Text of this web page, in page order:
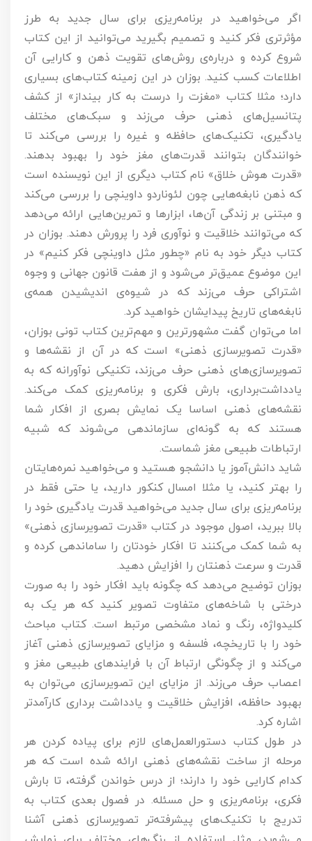
اگر می‌خواهید در برنامه‌ریزی برای سال جدید به طرز
مؤثرتری فکر کنید و تصمیم بگیرید می‌توانید از این کتاب
شروع کرده و درباره‌ی روش‌های تقویت ذهن و کارایی آن
اطلاعات کسب کنید. بوزان در این زمینه کتاب‌های بسیاری
دارد؛ مثلا کتاب «مغزت را درست به کار بینداز» از کشف
پتانسیل‌های ذهنی حرف می‌زند و سبک‌های مختلف
یادگیری، تکنیک‌های حافظه و غیره را بررسی می‌کند تا
خوانندگان بتوانند قدرت‌های مغز خود را بهبود بدهند.
«قدرت هوش خلاق» نام کتاب دیگری از این نویسنده است
که ذهن نابغه‌هایی چون لئوناردو داوینچی را بررسی می‌کند
و مبتنی بر زندگی آن‌ها، ابزارها و تمرین‌هایی ارائه می‌دهد
که می‌توانند خلاقیت و نوآوری فرد را پرورش دهند. بوزان در
کتاب دیگر خود به نام «چطور مثل داوینچی فکر کنیم» در
این موضوع عمیق‌تر می‌شود و از هفت قانون جهانی و وجوه
اشتراکی حرف می‌زند که در شیوه‌ی اندیشیدن همه‌ی
نابغه‌های تاریخ پیدایشان خواهید کرد.
اما می‌توان گفت مشهورترین و مهم‌ترین کتاب تونی بوزان،
«قدرت تصویرسازی ذهنی» است که در آن از نقشه‌ها و
تصویرسازی‌های ذهنی حرف می‌زند، تکنیکی نوآورانه که به
یادداشت‌برداری، بارش فکری و برنامه‌ریزی کمک می‌کند.
نقشه‌های ذهنی اساسا یک نمایش بصری از افکار شما
هستند که به گونه‌ای سازماندهی می‌شوند که شبیه
ارتباطات طبیعی مغز شماست.
شاید دانش‌آموز یا دانشجو هستید و می‌خواهید نمره‌هایتان
را بهتر کنید، یا مثلا امسال کنکور دارید، یا حتی فقط در
برنامه‌ریزی برای سال جدید می‌خواهید قدرت یادگیری خود را
بالا ببرید، اصول موجود در کتاب «قدرت تصویرسازی ذهنی»
به شما کمک می‌کنند تا افکار خودتان را ساماندهی کرده و
قدرت و سرعت ذهنتان را افزایش دهید.
بوزان توضیح می‌دهد که چگونه باید افکار خود را به صورت
درختی با شاخه‌های متفاوت تصویر کنید که هر یک به
کلیدواژه، رنگ و نماد مشخصی مرتبط است. کتاب مباحث
خود را با تاریخچه، فلسفه و مزایای تصویرسازی ذهنی آغاز
می‌کند و از چگونگی ارتباط آن با فرایندهای طبیعی مغز و
اعصاب حرف می‌زند. از مزایای این تصویرسازی می‌توان به
بهبود حافظه، افزایش خلاقیت و یادداشت برداری کارآمدتر
اشاره کرد.
در طول کتاب دستورالعمل‌های لازم برای پیاده کردن هر
مرحله از ساخت نقشه‌های ذهنی ارائه شده است که هر
کدام کارایی خود را دارند؛ از درس خواندن گرفته، تا بارش
فکری، برنامه‌ریزی و حل مسئله. در فصول بعدی کتاب به
تدریج با تکنیک‌های پیشرفته‌تر تصویرسازی ذهنی آشنا